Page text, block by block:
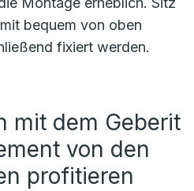
bequem von oben
fixiert werden.
mit dem Geberit
von den
profitieren